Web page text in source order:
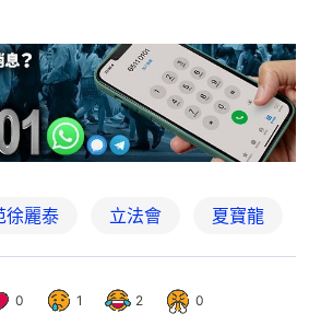
徐麗泰 立法會 夏寶龍
0 1 2 0